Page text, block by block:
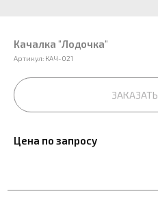
Качалка "Лодочка"
Артикул: КАЧ-021
ЗАКАЗАТЬ
Цена по запросу